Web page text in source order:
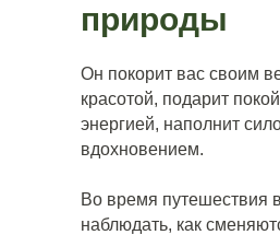
природы
Он покорит вас своим
красотой, подарит
энергией, наполнит
вдохновением.
Во время путешествия
наблюдать, как